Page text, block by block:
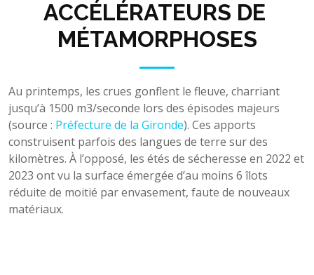
ACCÉLÉRATEURS DE
MÉTAMORPHOSES
Au printemps, les crues gonflent le fleuve, charriant
jusqu’à 1500 m3/seconde lors des épisodes majeurs
(source : Préfecture de la Gironde). Ces apports
construisent parfois des langues de terre sur des
kilomètres. À l’opposé, les étés de sécheresse en 2022 et
2023 ont vu la surface émergée d’au moins 6 îlots
réduite de moitié par envasement, faute de nouveaux
matériaux.